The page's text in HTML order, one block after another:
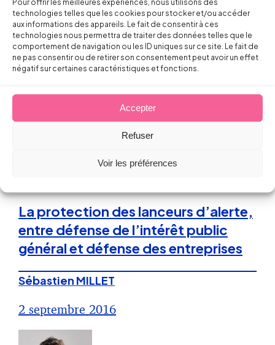
technologies telles que les cookies pour stocker et/ou accéder
aux informations des appareils. Le fait de consentir à ces
technologies nous permettra de traiter des données telles que le
comportement de navigation ou les ID uniques sur ce site. Le fait de
ne pas consentir ou de retirer son consentement peut avoir un effet
négatif sur certaines caractéristiques et fonctions.
Accepter
Refuser
Voir les préférences
corruption (loi Sapin 2)
Sébastien MILLET
12 juillet 2017
La protection des lanceurs d’alerte,
entre défense de l’intérêt public
général et défense des entreprises
Sébastien MILLET
2 septembre 2016